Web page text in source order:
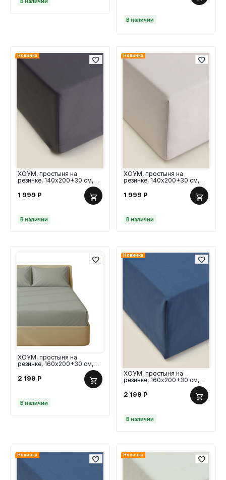
В наличии
Новинка
ХОУМ, простыня на
резинке, 140х200+30 см,
1 999 Р
В наличии
Новинка
ХОУМ, простыня на
резинке, 140х200+30 см,
1 999 Р
В наличии
ХОУМ, простыня на
резинке, 160х200+30 см,
2 199 Р
В наличии
Новинка
ХОУМ, простыня на
резинке, 160х200+30 см,
2 199 Р
В наличии
Новинка Новинка